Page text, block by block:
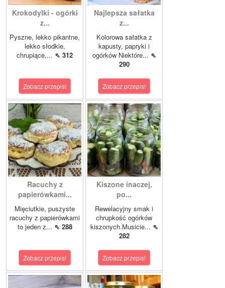
Krokodylki - ogórki
z...
Pyszne, lekko pikantne,
lekko słodkie,
chrupiące,... ⇖ 312
Zobacz przepis!
Najlepsza sałatka
z...
Kolorowa sałatka z
kapusty, papryki i
ogórków Niektóre... ⇖
290
Zobacz przepis!
Racuchy z
papierówkami...
Mięciutkie, puszyste
racuchy z papierówkami
to jeden z... ⇖ 288
Zobacz przepis!
Kiszone inaczej,
po...
Rewelacyjny smak i
chrupkość ogórków
kiszonych.Musicie... ⇖
282
Zobacz przepis!